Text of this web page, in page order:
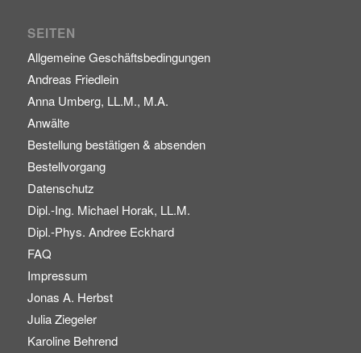
SEITEN
Allgemeine Geschäftsbedingungen
Andreas Friedlein
Anna Umberg, LL.M., M.A.
Anwälte
Bestellung bestätigen & absenden
Bestellvorgang
Datenschutz
Dipl.-Ing. Michael Horak, LL.M.
Dipl.-Phys. Andree Eckhard
FAQ
Impressum
Jonas A. Herbst
Julia Ziegeler
Karoline Behrend